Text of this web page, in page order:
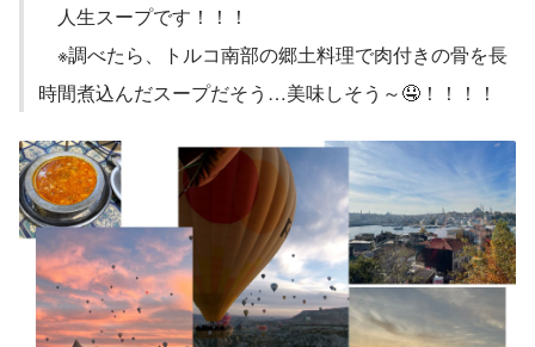
人生スープです！！！
※調べたら、トルコ南部の郷土料理で肉付きの骨を長
時間煮込んだスープだそう…美味しそう～🤤！！！！